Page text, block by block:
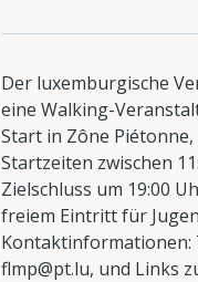
Der luxemburgische
eine Walking-
Start in Zône
Startzeiten zwischen
Zielschluss um 19:00
freiem Eintritt für
Kontaktinformationen:
flmp@pt.lu, und Links